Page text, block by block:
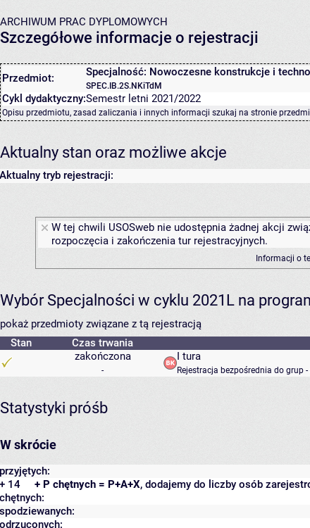
ARCHIWUM PRAC DYPLOMOWYCH
Szczegółowe informacje o rejestracji
Przedmiot: Specjalność: Nowoczesne konstrukcje i
SPEC.IB.2S.NKiTdM
Cykl dydaktyczny:Semestr letni 2021/2022
Opisu przedmiotu, zasad zaliczania i innych informacji szukaj na stronie
Aktualny stan oraz możliwe akcje
Aktualny tryb rejestracji:
W tej chwili USOSweb nie udostępnia żadnej akcji
rozpoczęcia i zakończenia tur rejestracyjnych.
Informacji o
Wybór Specjalności w cyklu 2021L na
pokaż przedmioty związane z tą rejestracją
Stan
Czas trwania
zakończona
-
I tura
Rejestracja bezpośrednia do grup
Statystyki próśb
W skrócie
przyjętych:
+ P chętnych = P+A+X, dodajemy do liczby osób
+ 14
chętnych:
spodziewanych:
odrzuconych: